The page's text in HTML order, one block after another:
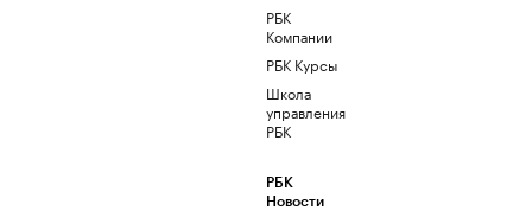
РБК
Компании
РБК Курсы
Школа
управления
РБК
РБК
Новости